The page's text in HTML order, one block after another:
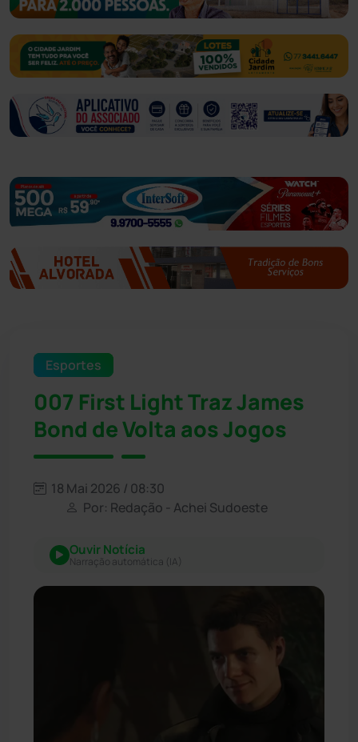
Esportes
007 First Light Traz James
Bond de Volta aos Jogos
18 Mai 2026 / 08:30
Por: Redação - Achei Sudoeste
Ouvir Notícia
Narração automática (IA)